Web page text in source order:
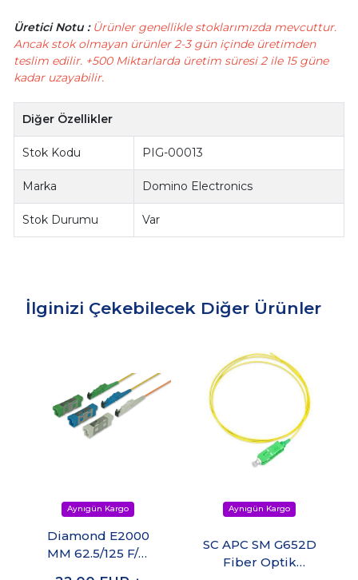
Üretici Notu : Ürünler genellikle stoklarımızda mevcuttur.
Ancak stok olmayan ürünler 2-3 gün içinde üretimden
teslim edilir. +500 Miktarlarda üretim süresi 2 ile 15 güne
kadar uzayabilir.
Diğer Özellikler
Stok Kodu PIG-00013
Marka Domino Electronics
Stok Durumu Var
İlginizi Çekebilecek Diğer Ürünler
Diamond E2000
MM 62.5/125 F/O
SC APC SM G652D
Fiber Optik